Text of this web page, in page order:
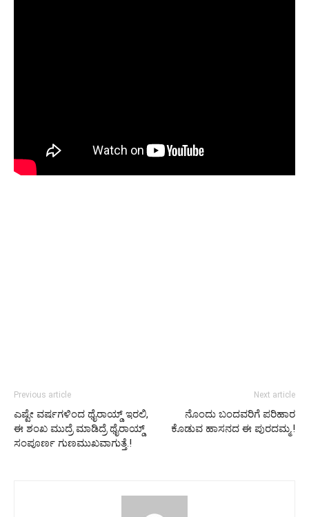
Previous article
ಎಷ್ಟೇ ವರ್ಷಗಳಿಂದ ಥೈರಾಯ್ಡ್ ಇರಲಿ,
ಈ ಶಂಖ ಮುದ್ರೆ ಮಾಡಿದ್ರೆ ಥೈರಾಯ್ಡ್
ಸಂಪೂರ್ಣ ಗುಣಮುಖವಾಗುತ್ತೆ.!
Next article
ನೊಂದು ಬಂದವರಿಗೆ ಪರಿಹಾರ
ಕೊಡುವ ಹಾಸನದ ಈ ಪುರದಮ್ಮ.!